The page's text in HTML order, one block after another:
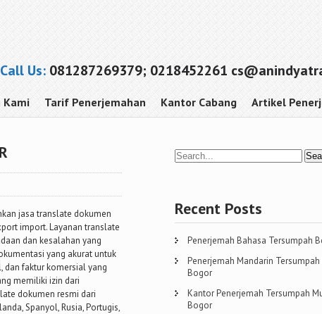
Call Us:081287269379; 0218452261
Kami Tarif Penerjemahan Kantor Cabang Artikel
jasa translate dokumen
import. Layanan translate
dan kesalahan yang
yang akurat untuk
dan faktur komersial yang
memiliki izin dari
dokumen resmi dari
Spanyol, Rusia, Portugis,
Recent Posts
Penerjemah Bahasa Tersumpah
Penerjemah Mandarin Tersumpah
Bogor
Kantor Penerjemah Tersumpah
Bogor